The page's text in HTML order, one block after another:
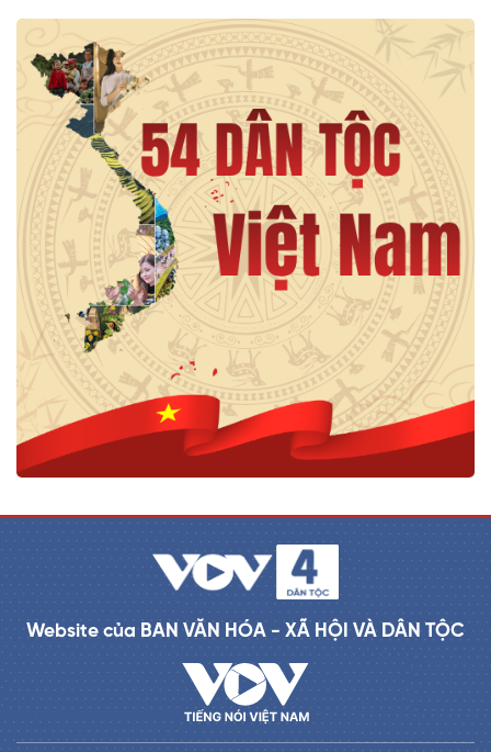
Website của BAN VĂN HÓA - XÃ HỘI VÀ DÂN TỘC